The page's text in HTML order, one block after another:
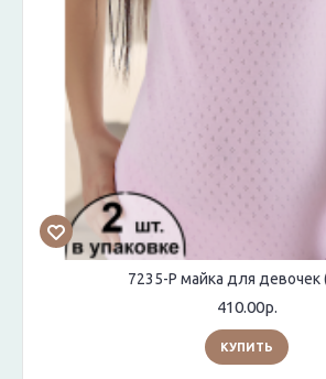
7235-P майка для девочек
410.00р.
КУПИТЬ